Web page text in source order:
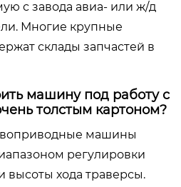
с завода авиа- или ж/д
Многие крупные
склады запчастей в
машину под работу с
толстым картоном?
машины
регулировки
высоты хода траверсы.